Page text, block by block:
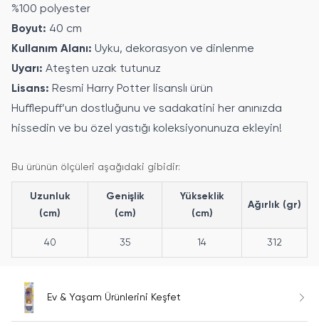
%100 polyester
Boyut: 40 cm
Kullanım Alanı: Uyku, dekorasyon ve dinlenme
Uyarı: Ateşten uzak tutunuz
Lisans: Resmi Harry Potter lisanslı ürün
Hufflepuff’un dostluğunu ve sadakatini her anınızda
hissedin ve bu özel yastığı koleksiyonunuza ekleyin!
Bu ürünün ölçüleri aşağıdaki gibidir:
Uzunluk
(cm)
Genişlik
(cm)
Yükseklik
(cm)
Ağırlık (gr)
40 35 14 312
Ev & Yaşam Ürünlerini Keşfet